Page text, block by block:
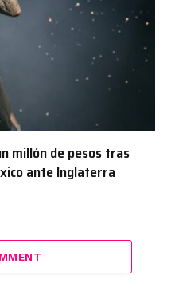
millón de pesos tras
ante Inglaterra